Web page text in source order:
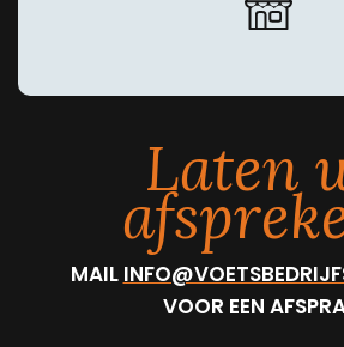
Laten
MAIL
VOOR EEN